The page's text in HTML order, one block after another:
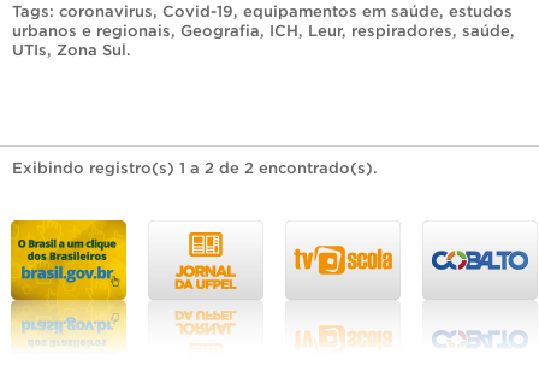
Tags: coronavirus, Covid-19, equipamentos em saúde, estudos
urbanos e regionais, Geografia, ICH, Leur, respiradores, saúde,
UTIs, Zona Sul.
Exibindo registro(s) 1 a 2 de 2 encontrado(s).